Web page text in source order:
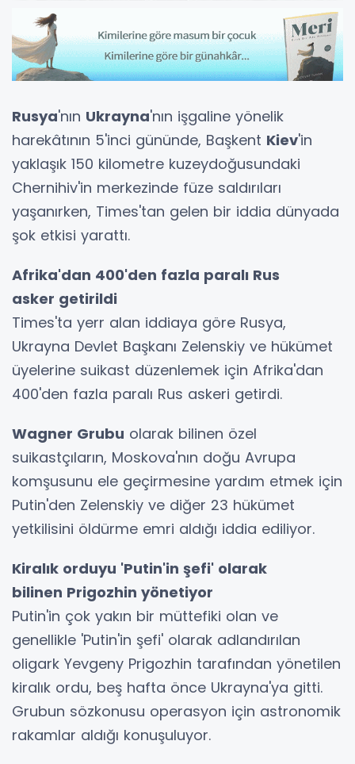
Rusya'nın Ukrayna'nın işgaline yönelik
harekâtının 5'inci gününde, Başkent Kiev'in
yaklaşık 150 kilometre kuzeydoğusundaki
Chernihiv'in merkezinde füze saldırıları
yaşanırken, Times'tan gelen bir iddia dünyada
şok etkisi yarattı.
Afrika'dan 400'den fazla paralı Rus
asker getirildi
Times'ta yerr alan iddiaya göre Rusya,
Ukrayna Devlet Başkanı Zelenskiy ve hükümet
üyelerine suikast düzenlemek için Afrika'dan
400'den fazla paralı Rus askeri getirdi.
Wagner Grubu olarak bilinen özel
suikastçıların, Moskova'nın doğu Avrupa
komşusunu ele geçirmesine yardım etmek için
Putin'den Zelenskiy ve diğer 23 hükümet
yetkilisini öldürme emri aldığı iddia ediliyor.
Kiralık orduyu 'Putin'in şefi' olarak
bilinen Prigozhin yönetiyor
Putin'in çok yakın bir müttefiki olan ve
genellikle 'Putin'in şefi' olarak adlandırılan
oligark Yevgeny Prigozhin tarafından yönetilen
kiralık ordu, beş hafta önce Ukrayna'ya gitti.
Grubun sözkonusu operasyon için astronomik
rakamlar aldığı konuşuluyor.